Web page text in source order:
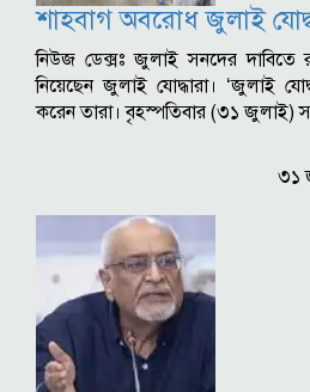
শাহবাগ অবরোধ জুলাই
নিউজ ডেক্সঃ জুলাই সনদের দাবিতে
নিয়েছেন জুলাই যোদ্ধারা। ‘জুলাই
করেন তারা। বৃহস্পতিবার (৩১ জুলাই)
৩১